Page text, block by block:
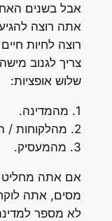
אבל בשנים
אתה רוצה
רוצה לחיות
צריך לגנוב
שלוש אופציות:
אם אתה מחליט
מסים, אתה לוקח
לא מספר